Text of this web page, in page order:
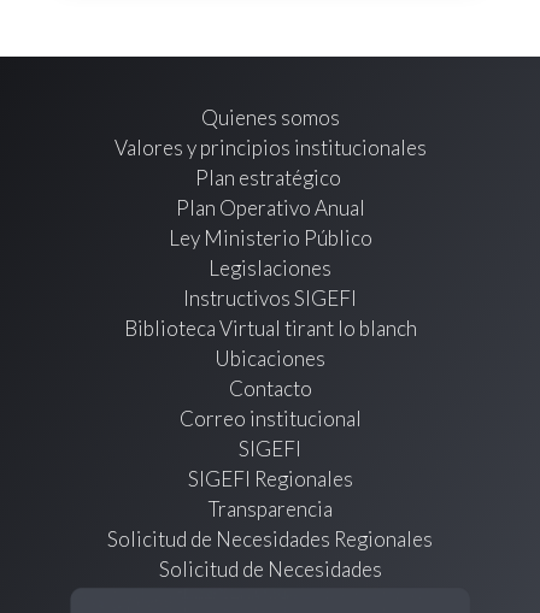
Quienes somos
Valores y principios institucionales
Plan estratégico
Plan Operativo Anual
Ley Ministerio Público
Legislaciones
Instructivos SIGEFI
Biblioteca Virtual tirant lo blanch
Ubicaciones
Contacto
Correo institucional
SIGEFI
SIGEFI Regionales
Transparencia
Solicitud de Necesidades Regionales
Solicitud de Necesidades